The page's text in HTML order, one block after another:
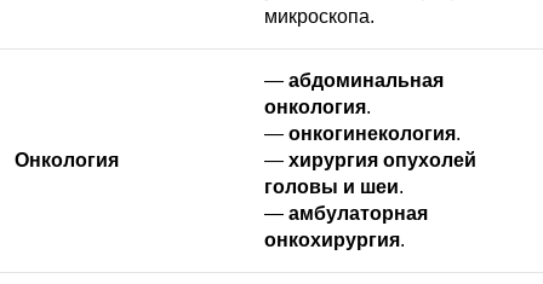
микроскопа.
Онкология
— абдоминальная
онкология.
— онкогинекология.
— хирургия опухолей
головы и шеи.
— амбулаторная
онкохирургия.